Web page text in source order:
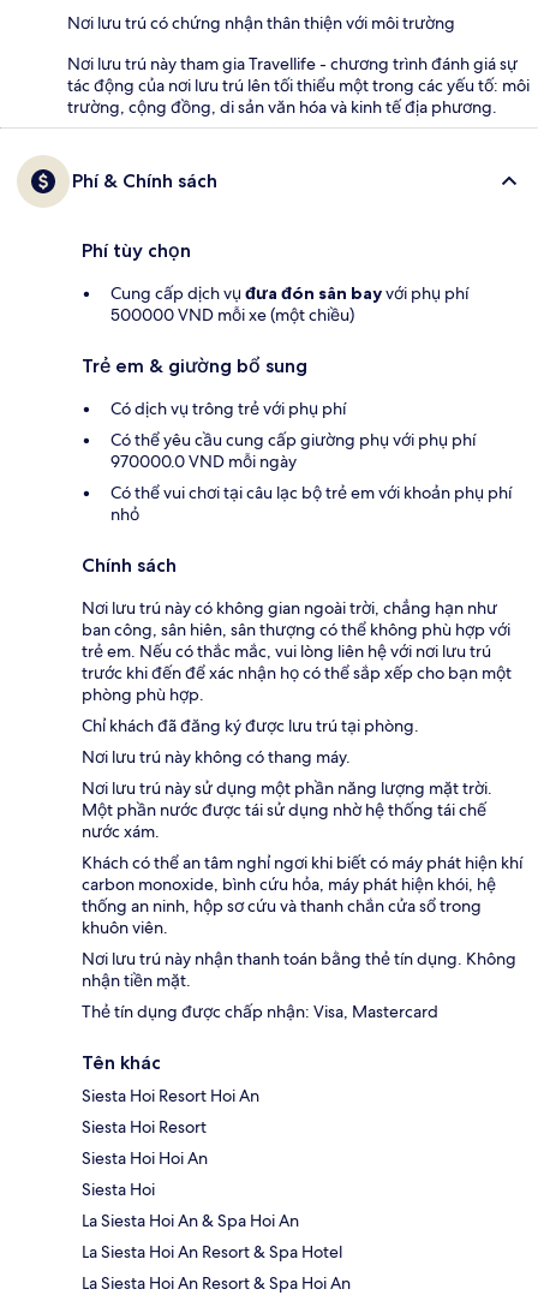
Nơi lưu trú có chứng nhận thân thiện với môi trường
Nơi lưu trú này tham gia Travellife - chương trình đánh giá sự
tác động của nơi lưu trú lên tối thiểu một trong các yếu tố: môi
trường, cộng đồng, di sản văn hóa và kinh tế địa phương.
Phí & Chính sách
Phí tùy chọn
Cung cấp dịch vụ đưa đón sân bayvới phụ phí
500000 VND mỗi xe (một chiều)
Trẻ em & giường bổ sung
Có dịch vụ trông trẻ với phụ phí
Có thể yêu cầu cung cấp giường phụ với phụ phí
970000.0 VND mỗi ngày
Có thể vui chơi tại câu lạc bộ trẻ em với khoản phụ phí
nhỏ
Chính sách
Nơi lưu trú này có không gian ngoài trời, chẳng hạn như
ban công, sân hiên, sân thượng có thể không phù hợp với
trẻ em. Nếu có thắc mắc, vui lòng liên hệ với nơi lưu trú
trước khi đến để xác nhận họ có thể sắp xếp cho bạn một
phòng phù hợp.
Chỉ khách đã đăng ký được lưu trú tại phòng.
Nơi lưu trú này không có thang máy.
Nơi lưu trú này sử dụng một phần năng lượng mặt trời.
Một phần nước được tái sử dụng nhờ hệ thống tái chế
nước xám.
Khách có thể an tâm nghỉ ngơi khi biết có máy phát hiện khí
carbon monoxide, bình cứu hỏa, máy phát hiện khói, hệ
thống an ninh, hộp sơ cứu và thanh chắn cửa sổ trong
khuôn viên.
Nơi lưu trú này nhận thanh toán bằng thẻ tín dụng. Không
nhận tiền mặt.
Thẻ tín dụng được chấp nhận: Visa, Mastercard
Tên khác
Siesta Hoi Resort Hoi An
Siesta Hoi Resort
Siesta Hoi Hoi An
Siesta Hoi
La Siesta Hoi An & Spa Hoi An
La Siesta Hoi An Resort & Spa Hotel
La Siesta Hoi An Resort & Spa Hoi An